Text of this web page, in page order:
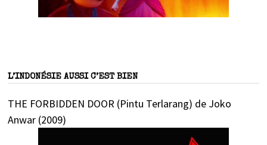
L’INDONÉSIE AUSSI C’EST BIEN
THE FORBIDDEN DOOR (Pintu Terlarang) de Joko
Anwar (2009)